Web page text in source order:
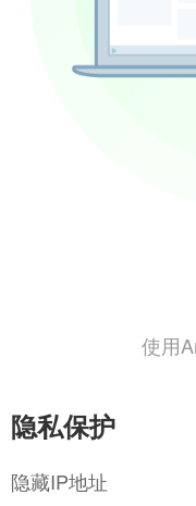
使用
隐私保护
隐藏IP地址